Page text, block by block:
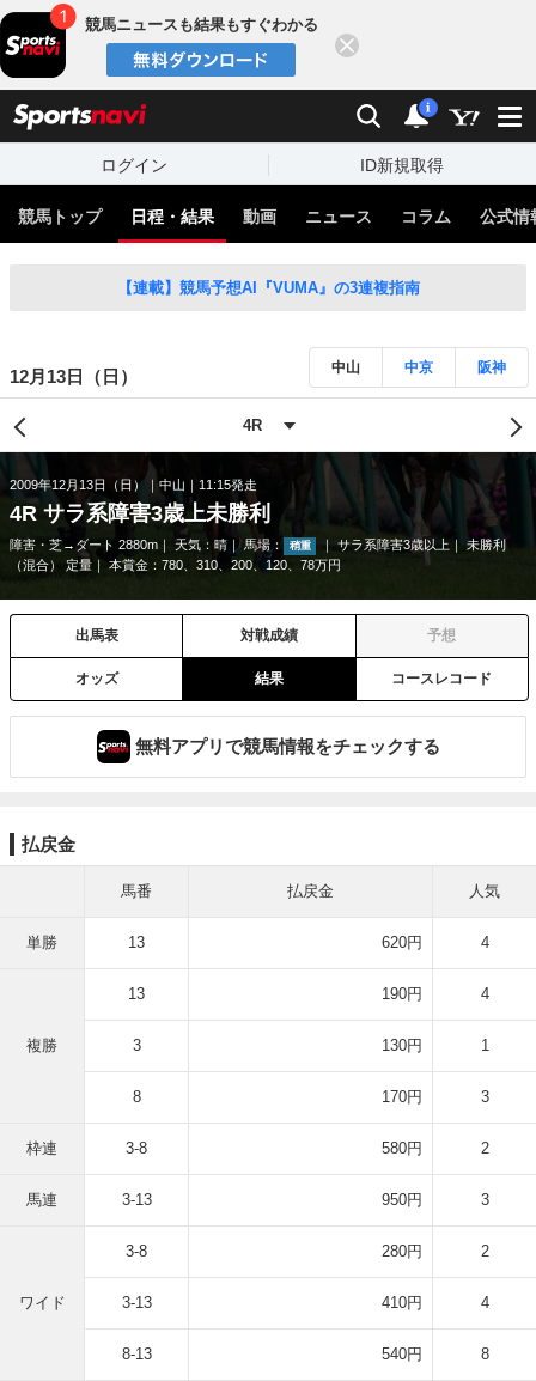
競馬ニュースも結果もすぐわかる
検索 通知
i
ログイン ID新規取得
競馬トップ 日程・結果 動画 ニュース コラム 公式情
【連載】競馬予想AI『VUMA』の3連複指南
12月13日（日） 中山 中京 阪神
2009年12月13日（日） 中山 11:15発走
4R サラ系障害3歳上未勝利
障害・芝→ダート 2880m 天気： 晴 馬場： 稍重 サラ系障害3歳以上
未勝利
（混合） 定量
本賞金：780、310、200、120、78万円
出馬表 対戦成績 予想
オッズ 結果 コースレコード
無料アプリで競馬情報をチェックする
払戻金
馬番 払戻金 人気
単勝 13 620円 4
複勝
13 190円 4
3 130円 1
8 170円 3
枠連 3-8 580円 2
馬連 3-13 950円 3
ワイド
3-8 280円 2
3-13 410円 4
8-13 540円 8